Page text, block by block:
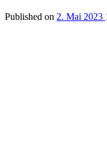
Published on 2. Mai 2023